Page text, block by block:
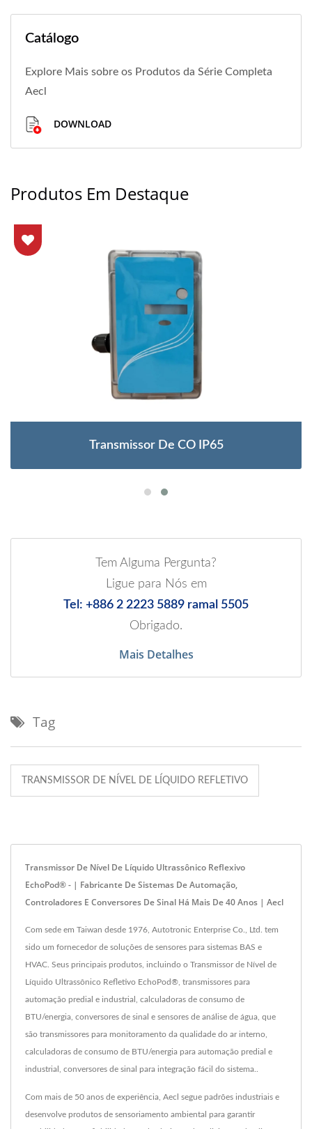
Catálogo
Explore Mais sobre os Produtos da Série Completa
Aecl
DOWNLOAD
Produtos Em Destaque
Transmissor De CO IP65
Tem Alguma Pergunta?
Ligue para Nós em
Tel: +886 2 2223 5889 ramal 5505
Obrigado.
Mais Detalhes
Tag
TRANSMISSOR DE NÍVEL DE LÍQUIDO REFLETIVO
Transmissor De Nível De Líquido Ultrassônico Reflexivo
EchoPod® - | Fabricante De Sistemas De Automação,
Controladores E Conversores De Sinal Há Mais De 40 Anos | Aecl
Com sede em Taiwan desde 1976, Autotronic Enterprise Co., Ltd. tem
sido um fornecedor de soluções de sensores para sistemas BAS e
HVAC. Seus principais produtos, incluindo o Transmissor de Nível de
Líquido Ultrassônico Refletivo EchoPod®, transmissores para
automação predial e industrial, calculadoras de consumo de
BTU/energia, conversores de sinal e sensores de análise de água, que
são transmissores para monitoramento da qualidade do ar interno,
calculadoras de consumo de BTU/energia para automação predial e
industrial, conversores de sinal para integração fácil do sistema..
Com mais de 50 anos de experiência, Aecl segue padrões industriais e
desenvolve produtos de sensoriamento ambiental para garantir